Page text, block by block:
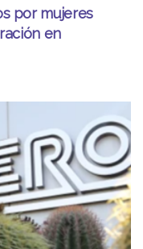
por mujeres
en